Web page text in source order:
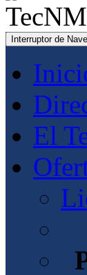
Interruptor de
El